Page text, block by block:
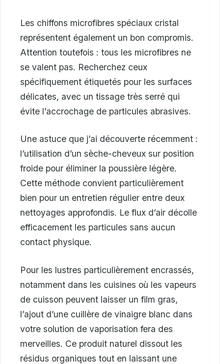
Les chiffons microfibres spéciaux cristal
représentent également un bon compromis.
Attention toutefois : tous les microfibres ne
se valent pas. Recherchez ceux
spécifiquement étiquetés pour les surfaces
délicates, avec un tissage très serré qui
évite l’accrochage de particules abrasives.
Une astuce que j’ai découverte récemment :
l’utilisation d’un sèche-cheveux sur position
froide pour éliminer la poussière légère.
Cette méthode convient particulièrement
bien pour un entretien régulier entre deux
nettoyages approfondis. Le flux d’air décolle
efficacement les particules sans aucun
contact physique.
Pour les lustres particulièrement encrassés,
notamment dans les cuisines où les vapeurs
de cuisson peuvent laisser un film gras,
l’ajout d’une cuillère de vinaigre blanc dans
votre solution de vaporisation fera des
merveilles. Ce produit naturel dissout les
résidus organiques tout en laissant une